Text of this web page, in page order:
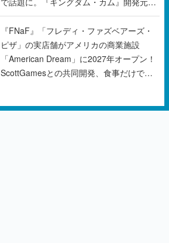
チェコのプロ野球選手から称賛の声
『FNaF』「フレディ・ファズベアーズ・
ピザ」の実店舗がアメリカの商業施設
「American Dream」に2027年オープン！
ScottGamesとの共同開発、食事だけでな